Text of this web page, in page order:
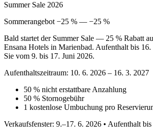
Summer Sale 2026
Sommerangebot −25 % — −25 %
Bald startet der Summer Sale — 25 % Rabatt
Ensana Hotels in Marienbad. Aufenthalt bis
Sie vom 9. bis 17. Juni 2026.
Aufenthaltszeitraum: 10. 6. 2026 – 16. 3. 2027
50 % nicht erstattbare Anzahlung
50 % Stornogebühr
1 kostenlose Umbuchung pro
Verkaufsfenster: 9.–17. 6. 2026 • Aufenthalt